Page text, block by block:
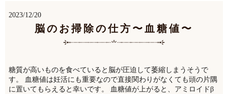
2023/12/20
脳のお掃除の仕方〜血糖値〜
糖質が高いものを食べていると脳が圧迫して萎縮しまうそうで
す。 血糖値は妊活にも重要なので直接関わりがなくても頭の片隅
に置いてもらえると幸いです。 血糖値が上がると、アミロイドβ